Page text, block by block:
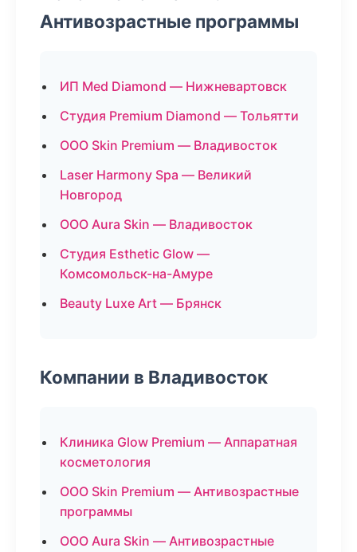
Антивозрастные программы
ИП Med Diamond — Нижневартовск
Студия Premium Diamond — Тольятти
ООО Skin Premium — Владивосток
Laser Harmony Spa — Великий
Новгород
ООО Aura Skin — Владивосток
Студия Esthetic Glow —
Комсомольск-на-Амуре
Beauty Luxe Art — Брянск
Компании в Владивосток
Клиника Glow Premium — Аппаратная
косметология
ООО Skin Premium — Антивозрастные
программы
ООО Aura Skin — Антивозрастные